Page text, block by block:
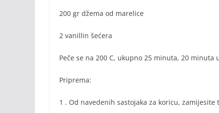
200 gr džema od marelice
2 vanillin šećera
Peče se na 200 C, ukupno 25 minuta, 20
Priprema:
1 . Od navedenih sastojaka za koricu,